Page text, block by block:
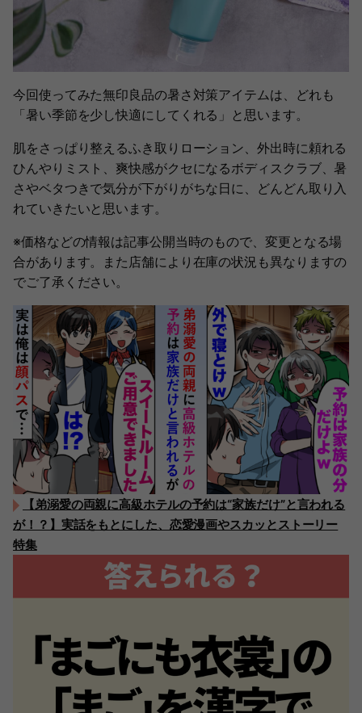
今回使ってみた無印良品の暑さ対策アイテムは、どれも
「暑い季節を少し快適にしてくれる」と思います。
肌をさっぱり整えるふき取りローション、外出時に頼れる
ひんやりミスト、爽快感がクセになるボディスクラブ、暑
さやベタつきで気分が下がりがちな日に、どんどん取り入
れていきたいと思います。
※価格などの情報は記事公開当時のもので、変更となる場
合があります。また店舗により在庫の状況も異なりますの
でご了承ください。
【弟溺愛の両親に高級ホテルの予約は“家族だけ”と言われる
が！？】実話をもとにした、恋愛漫画やスカッとストーリー
特集